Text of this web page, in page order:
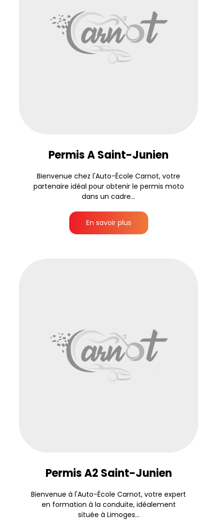
Permis A Saint-Junien
Bienvenue chez l'Auto-École Carnot, votre
partenaire idéal pour obtenir le permis moto
dans un cadre...
En savoir plus
Permis A2 Saint-Junien
Bienvenue à l'Auto-École Carnot, votre expert
en formation à la conduite, idéalement
située à Limoges...